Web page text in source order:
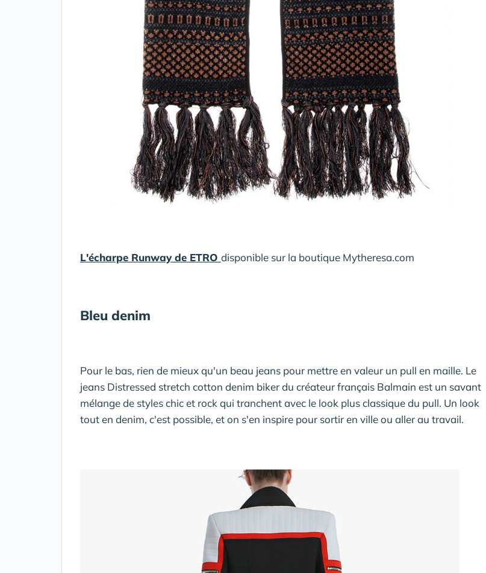
L'écharpe Runway de ETRO disponible sur la boutique Mytheresa.com
Bleu denim
Pour le bas, rien de mieux qu'un beau jeans pour mettre en valeur un pull en maille. Le
jeans Distressed stretch cotton denim biker du créateur français Balmain est un savant
mélange de styles chic et rock qui tranchent avec le look plus classique du pull. Un look
tout en denim, c'est possible, et on s'en inspire pour sortir en ville ou aller au travail.